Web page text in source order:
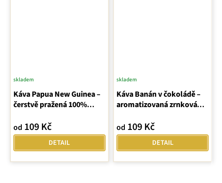
Káva Papua New Guinea –
čerstvě pražená 100%
skladem
od 109 Kč
DETAIL
Káva Banán v čokoládě –
aromatizovaná zrnková
skladem
od 109 Kč
DETAIL